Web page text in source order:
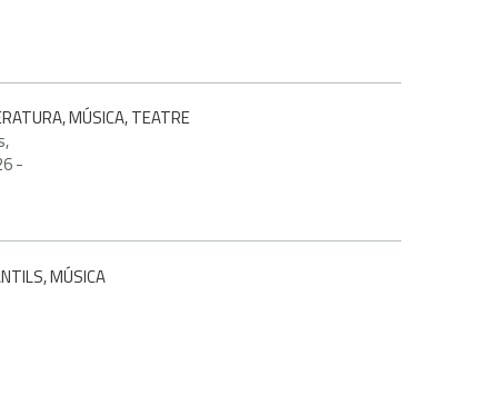
MÚSICA, TEATRE
-
MÚSICA